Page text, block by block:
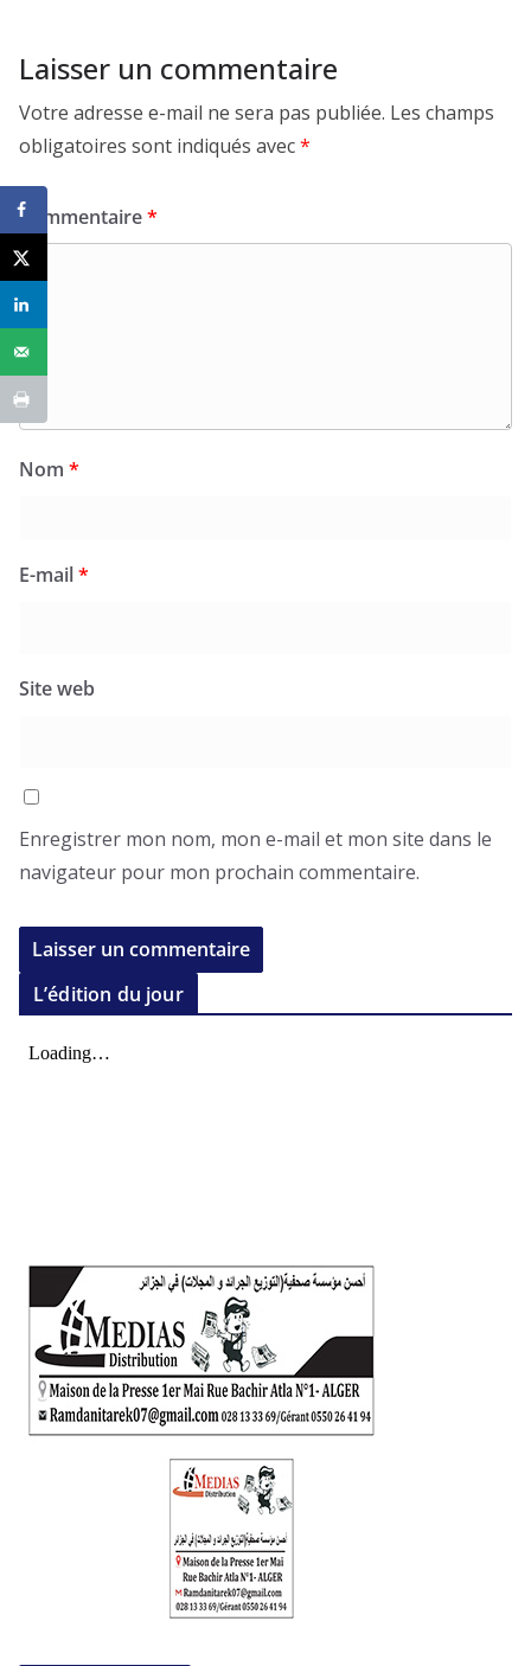
Laisser un commentaire
Votre adresse e-mail ne sera pas publiée. Les champs
obligatoires sont indiqués avec*
Commentaire*
Nom *
E-mail*
Site web
Enregistrer mon nom, mon e-mail et mon site dans le
navigateur pour mon prochain commentaire.
L’édition du jour